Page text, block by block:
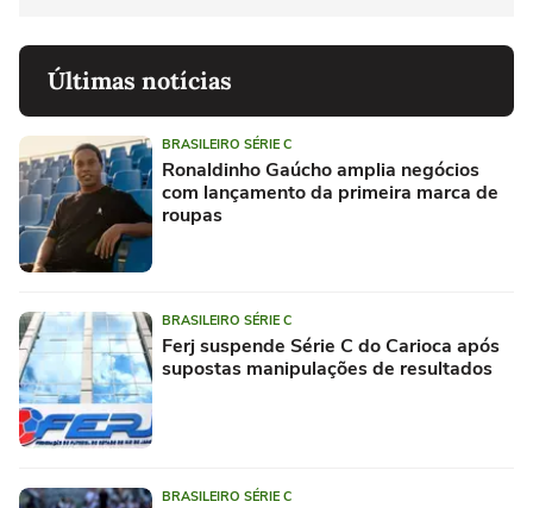
Últimas notícias
BRASILEIRO SÉRIE C
Ronaldinho Gaúcho amplia negócios
com lançamento da primeira marca de
roupas
BRASILEIRO SÉRIE C
Ferj suspende Série C do Carioca após
supostas manipulações de resultados
BRASILEIRO SÉRIE C